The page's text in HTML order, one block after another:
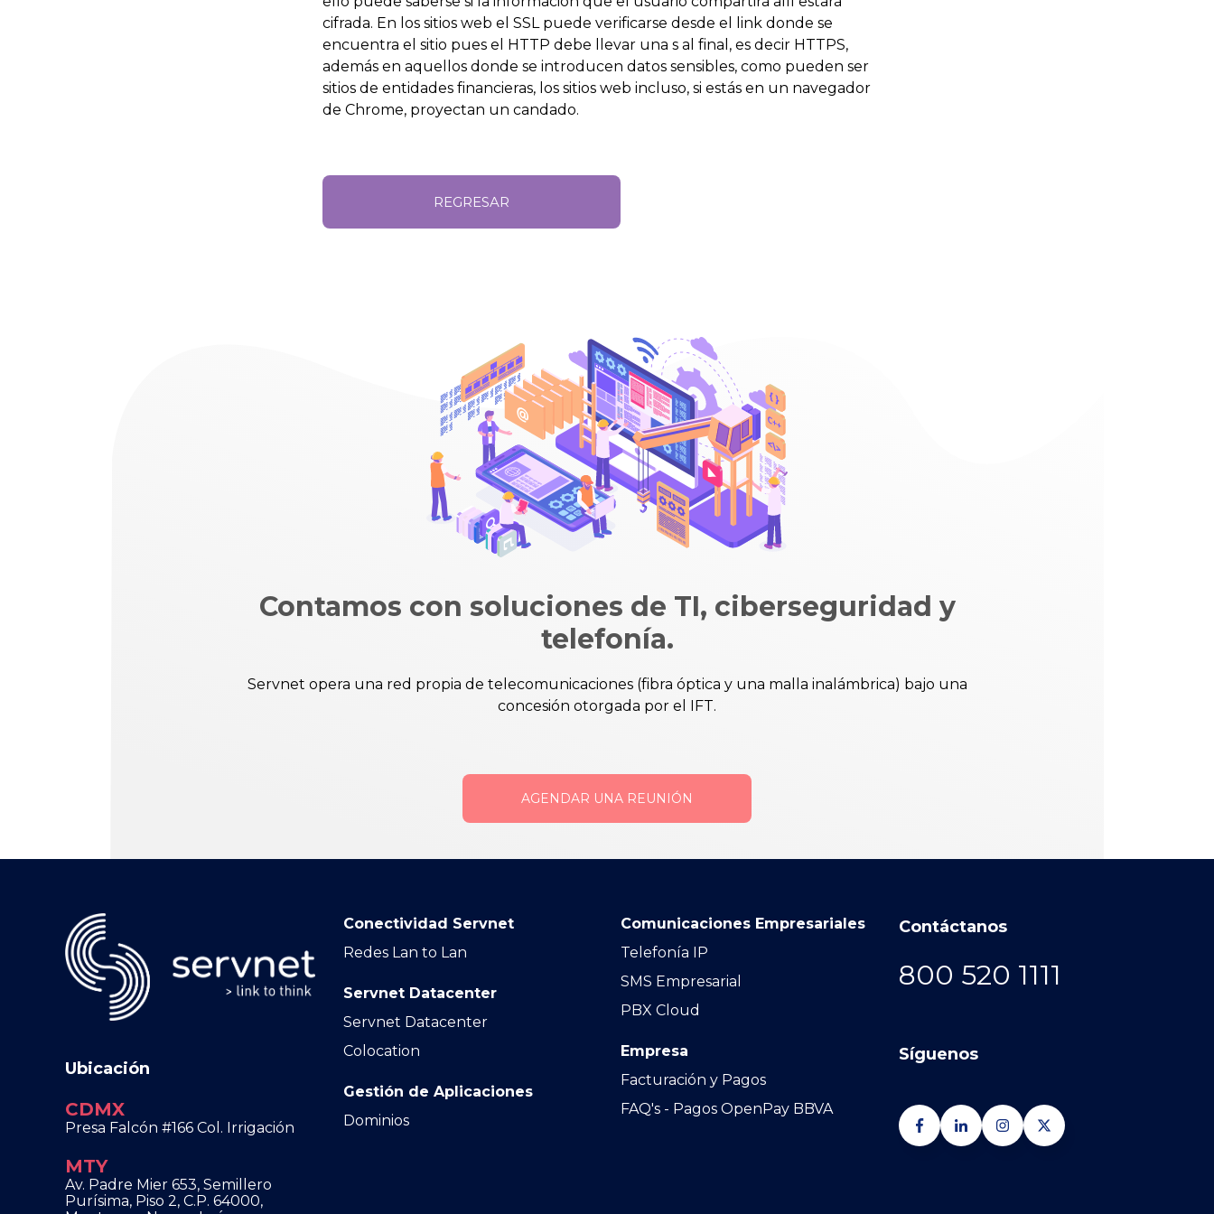
cifrada. En los sitios web el SSL puede verificarse desde el link donde se
encuentra el sitio pues el HTTP debe llevar una s al final, es decir HTTPS,
además en aquellos donde se introducen datos sensibles, como pueden ser
sitios de entidades financieras, los sitios web incluso, si estás en un navegador
de Chrome, proyectan un candado.
REGRESAR
Contamos con soluciones de TI, ciberseguridad y
telefonía.
Servnet opera una red propia de telecomunicaciones (fibra óptica y una malla inalámbrica) bajo una
concesión otorgada por el IFT.
AGENDAR UNA REUNIÓN
Ubicación
CDMX
Presa Falcón #166 Col. Irrigación
MTY
Av. Padre Mier 653, Semillero
Purísima, Piso 2, C.P. 64000,
Conectividad Servnet
Redes Lan to Lan
Servnet Datacenter
Servnet Datacenter
Colocation
Gestión de Aplicaciones
Dominios
Comunicaciones Empresariales
Telefonía IP
SMS Empresarial
PBX Cloud
Empresa
Facturación y Pagos
FAQ's - Pagos OpenPay BBVA
Contáctanos
800 520 1111
Síguenos